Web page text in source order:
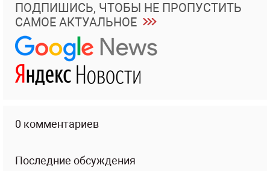
ПОДПИШИСЬ, ЧТОБЫ НЕ ПРОПУСТИТЬ
САМОЕ АКТУАЛЬНОЕ
0 комментариев
Последние обсуждения